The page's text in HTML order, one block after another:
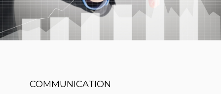
COMMUNICATION